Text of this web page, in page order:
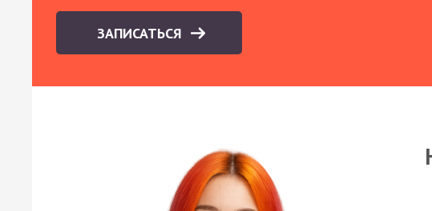
ЗАПИСАТЬСЯ